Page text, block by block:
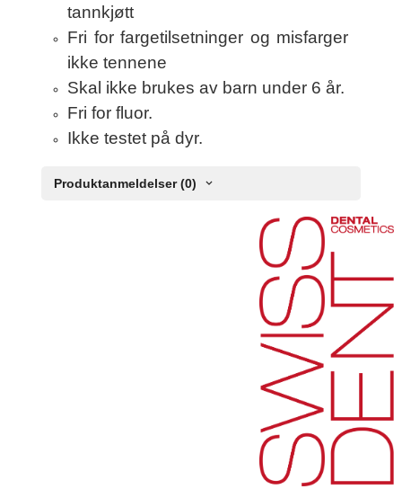
tannkjøtt
Fri for fargetilsetninger og misfarger
ikke tennene
Skal ikke brukes av barn under 6 år.
Fri for fluor.
Ikke testet på dyr.
Produktanmeldelser (0)